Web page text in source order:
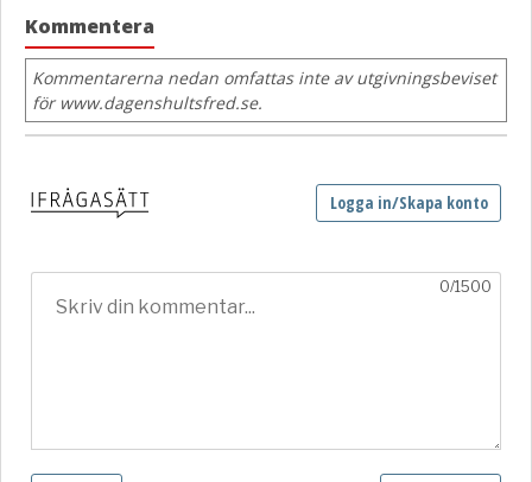
Kommentera
Kommentarerna nedan omfattas inte av utgivningsbeviset
för www.dagenshultsfred.se.